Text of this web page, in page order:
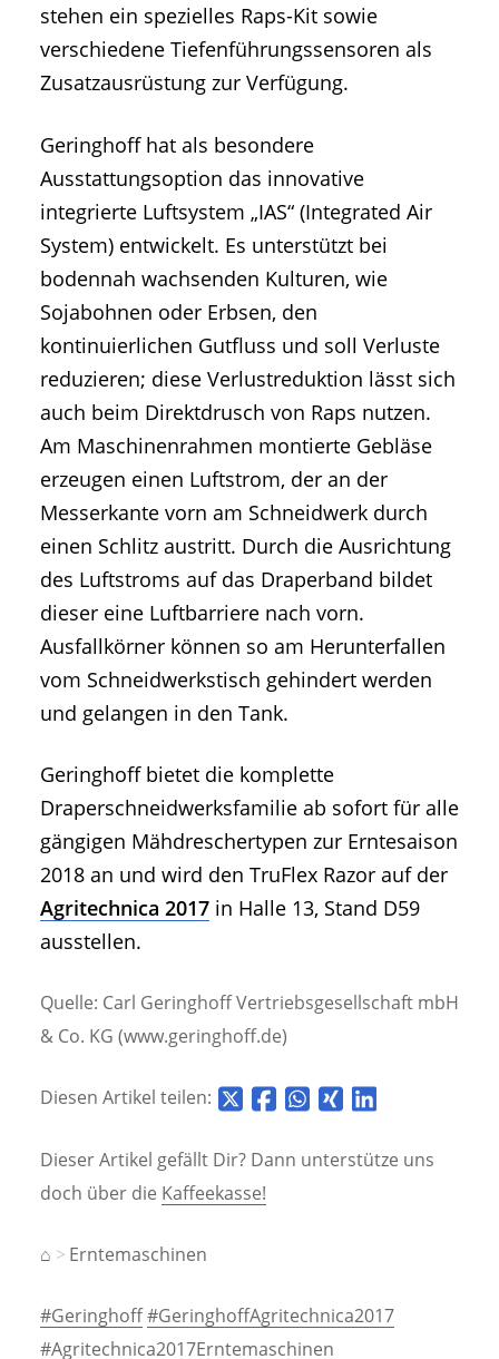
stehen ein spezielles Raps-Kit sowie
verschiedene Tiefenführungssensoren als
Zusatzausrüstung zur Verfügung.
Geringhoff hat als besondere
Ausstattungsoption das innovative
integrierte Luftsystem „IAS“ (Integrated Air
System) entwickelt. Es unterstützt bei
bodennah wachsenden Kulturen, wie
Sojabohnen oder Erbsen, den
kontinuierlichen Gutfluss und soll Verluste
reduzieren; diese Verlustreduktion lässt sich
auch beim Direktdrusch von Raps nutzen.
Am Maschinenrahmen montierte Gebläse
erzeugen einen Luftstrom, der an der
Messerkante vorn am Schneidwerk durch
einen Schlitz austritt. Durch die Ausrichtung
des Luftstroms auf das Draperband bildet
dieser eine Luftbarriere nach vorn.
Ausfallkörner können so am Herunterfallen
vom Schneidwerkstisch gehindert werden
und gelangen in den Tank.
Geringhoff bietet die komplette
Draperschneidwerksfamilie ab sofort für alle
gängigen Mähdreschertypen zur Erntesaison
2018 an und wird den TruFlex Razor auf der
Agritechnica 2017 in Halle 13, Stand D59
ausstellen.
Quelle: Carl Geringhoff Vertriebsgesellschaft mbH
& Co. KG (www.geringhoff.de)
Diesen Artikel teilen:
Dieser Artikel gefällt Dir? Dann unterstütze uns
doch über die Kaffeekasse!
⌂ Erntemaschinen
#Geringhoff#GeringhoffAgritechnica2017
#Agritechnica2017Erntemaschinen